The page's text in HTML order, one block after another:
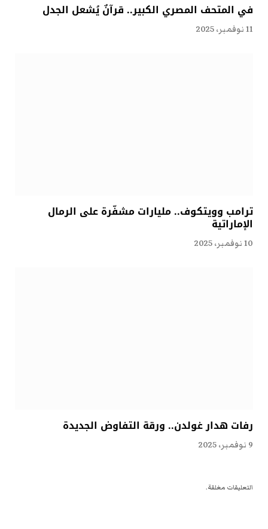
في المتحف المصري الكبير.. قرآنٌ يُشعل الجدل
11 نوفمبر، 2025
ترامب وويتكوف.. مليارات مشفّرة على الرمال
الإماراتية
10 نوفمبر، 2025
رفات هدار غولدن.. ورقة التفاوض الجديدة
9 نوفمبر، 2025
التعليقات مغلقة.